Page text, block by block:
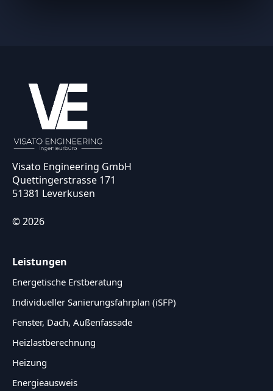
Visato Engineering GmbH
Quettingerstrasse 171
51381 Leverkusen
© 2026
Leistungen
Energetische Erstberatung
Individueller Sanierungsfahrplan (iSFP)
Fenster, Dach, Außenfassade
Heizlastberechnung
Heizung
Energieausweis